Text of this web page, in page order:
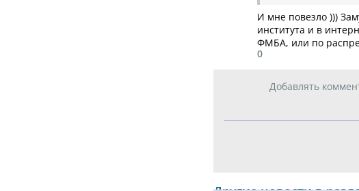
И мне повезло )))
института и в
ФМБА, или по
0
Добавлять